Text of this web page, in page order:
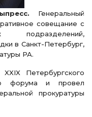
Генеральный
совещание с
подразделений,
в Санкт-Петербург,
РА.
Петербургского
форума и провел
прокуратуры